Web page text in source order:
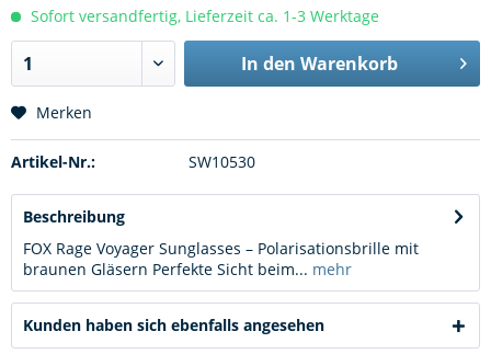
Sofort versandfertig, Lieferzeit ca. 1-3 Werktage
In den Warenkorb
Merken
Artikel-Nr.: SW10530
Beschreibung
FOX Rage Voyager Sunglasses – Polarisationsbrille mit
braunen Gläsern Perfekte Sicht beim... mehr
Kunden haben sich ebenfalls angesehen